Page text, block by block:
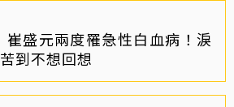
崔盛元兩度罹急性白血病！淚
到不想回想